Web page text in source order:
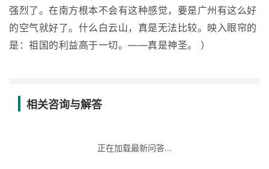
强烈了。在南方根本不会有这种感觉，要是广州有这么好
的空气就好了。什么白云山，真是无法比较。映入眼帘的
是：祖国的利益高于一切。——真是神圣。 ）
相关咨询与解答
正在加载最新问答...